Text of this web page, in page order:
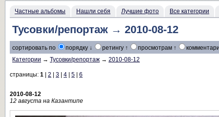
Частные альбомы Нашли себя Лучшие фото Все категории
Тусовки/репортаж → 2010-08-12
сортировать по порядку ↓ ретингу ↑ просмотрам ↑
Категории → Тусовки/репортаж → 2010-08-12
страницы: 1 2 3 4 5 6
2010-08-12
12 августа на Казантипе